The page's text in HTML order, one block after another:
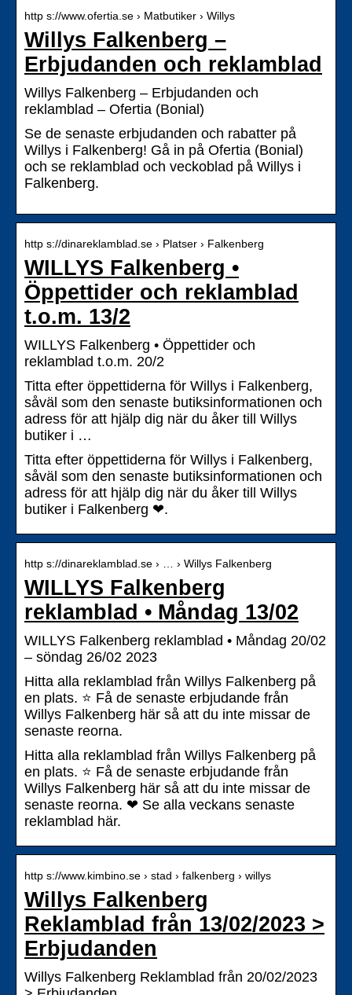
http s://www.ofertia.se › Matbutiker › Willys
Willys Falkenberg –
Erbjudanden och reklamblad
Willys Falkenberg – Erbjudanden och
reklamblad – Ofertia (Bonial)
Se de senaste erbjudanden och rabatter på
Willys i Falkenberg! Gå in på Ofertia (Bonial)
och se reklamblad och veckoblad på Willys i
Falkenberg.
http s://dinareklamblad.se › Platser › Falkenberg
WILLYS Falkenberg •
Öppettider och reklamblad
t.o.m. 13/2
WILLYS Falkenberg • Öppettider och
reklamblad t.o.m. 20/2
Titta efter öppettiderna för Willys i Falkenberg,
såväl som den senaste butiksinformationen och
adress för att hjälp dig när du åker till Willys
butiker i …
Titta efter öppettiderna för Willys i Falkenberg,
såväl som den senaste butiksinformationen och
adress för att hjälp dig när du åker till Willys
butiker i Falkenberg ❤.
http s://dinareklamblad.se › … › Willys Falkenberg
WILLYS Falkenberg
reklamblad • Måndag 13/02
WILLYS Falkenberg reklamblad • Måndag 20/02
– söndag 26/02 2023
Hitta alla reklamblad från Willys Falkenberg på
en plats. ⭐ Få de senaste erbjudande från
Willys Falkenberg här så att du inte missar de
senaste reorna.
Hitta alla reklamblad från Willys Falkenberg på
en plats. ⭐ Få de senaste erbjudande från
Willys Falkenberg här så att du inte missar de
senaste reorna. ❤ Se alla veckans senaste
reklamblad här.
http s://www.kimbino.se › stad › falkenberg › willys
Willys Falkenberg
Reklamblad från 13/02/2023 >
Erbjudanden
Willys Falkenberg Reklamblad från 20/02/2023